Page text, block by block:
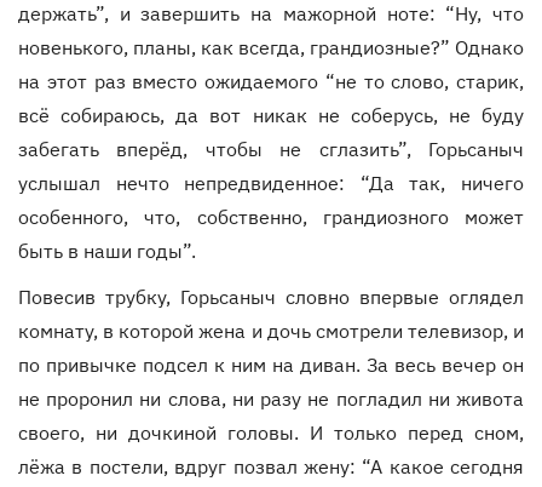
держать”, и завершить на мажорной ноте: “Ну, что
новенького, планы, как всегда, грандиозные?” Однако
на этот раз вместо ожидаемого “не то слово, старик,
всё собираюсь, да вот никак не соберусь, не буду
забегать вперёд, чтобы не сглазить”, Горьсаныч
услышал нечто непредвиденное: “Да так, ничего
особенного, что, собственно, грандиозного может
быть в наши годы”.
Повесив трубку, Горьсаныч словно впервые оглядел
комнату, в которой жена и дочь смотрели телевизор, и
по привычке подсел к ним на диван. За весь вечер он
не проронил ни слова, ни разу не погладил ни живота
своего, ни дочкиной головы. И только перед сном,
лёжа в постели, вдруг позвал жену: “А какое сегодня